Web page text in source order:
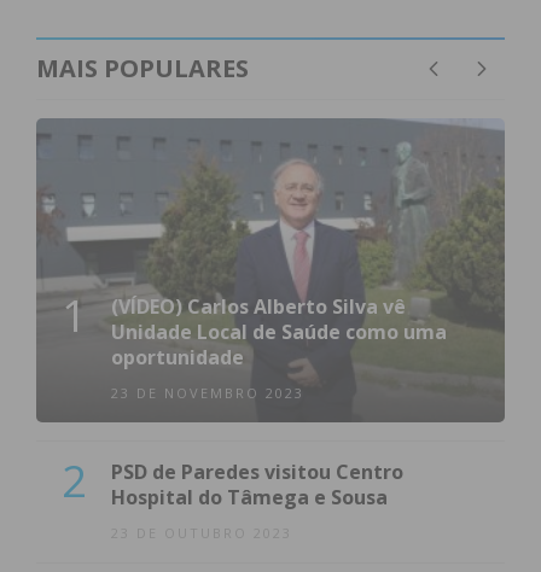
MAIS POPULARES
1
(VÍDEO) Carlos Alberto Silva vê
Unidade Local de Saúde como uma
oportunidade
23 DE NOVEMBRO 2023
2
PSD de Paredes visitou Centro
Hospital do Tâmega e Sousa
23 DE OUTUBRO 2023